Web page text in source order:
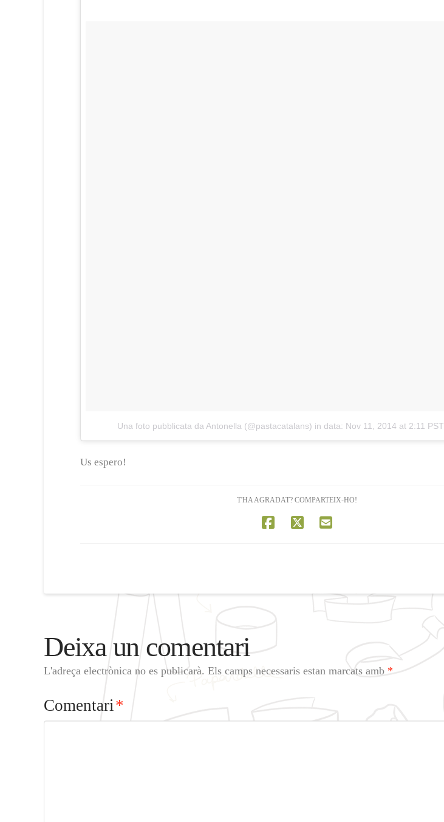
Una foto pubblicata da Antonella (@pastacatalans) in data: Nov 11, 2014 at 2:11 PST
Us espero!
T'HA AGRADAT? COMPARTEIX-HO!
Deixa un comentari
L'adreça electrònica no es publicarà. Els camps necessaris estan marcats amb *
Comentari*